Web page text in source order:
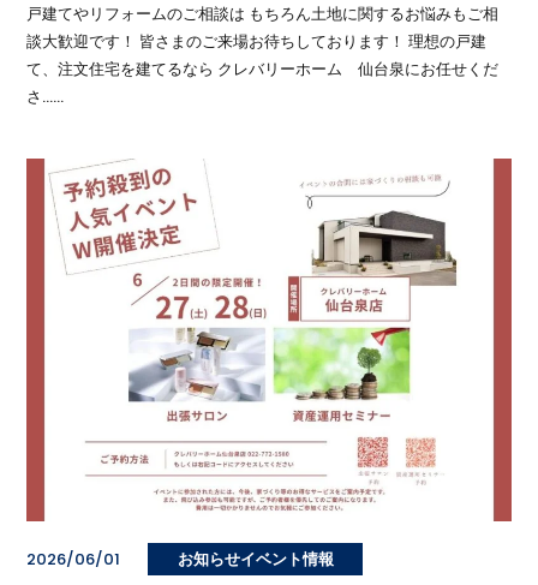
戸建てやリフォームのご相談は もちろん土地に関するお悩みもご相
談大歓迎です！ 皆さまのご来場お待ちしております！ 理想の戸建
て、注文住宅を建てるなら クレバリーホーム 仙台泉にお任せくだ
さ……
2026/06/01 お知らせイベント情報